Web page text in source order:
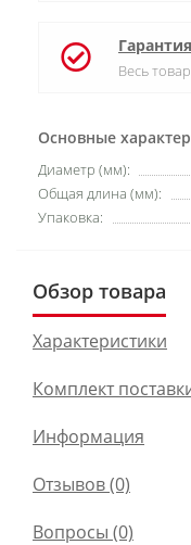
Основные
Диаметр (мм):
Общая длина (мм):
Упаковка:
Весь
Обзор товара
Характеристики
Комплект
Информация
Отзывов (0)
Вопросы (0)